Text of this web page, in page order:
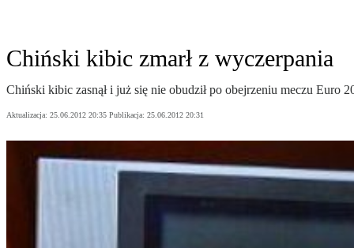
Chiński kibic zmarł z wyczerpania
Chiński kibic zasnął i już się nie obudził po obejrzeniu meczu Euro
Aktualizacja: 25.06.2012 20:35 Publikacja: 25.06.2012 20:31